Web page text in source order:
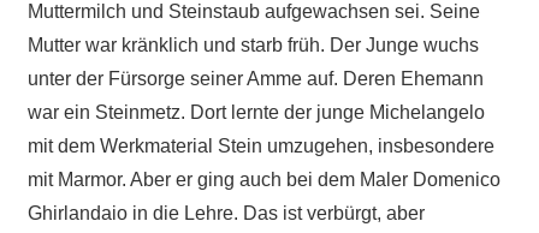
Muttermilch und Steinstaub aufgewachsen sei. Seine
Mutter war kränklich und starb früh. Der Junge wuchs
unter der Fürsorge seiner Amme auf. Deren Ehemann
war ein Steinmetz. Dort lernte der junge Michelangelo
mit dem Werkmaterial Stein umzugehen, insbesondere
mit Marmor. Aber er ging auch bei dem Maler Domenico
Ghirlandaio in die Lehre. Das ist verbürgt, aber